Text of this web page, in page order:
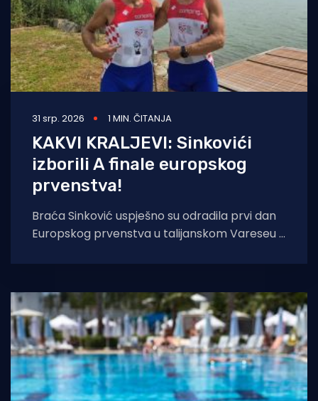
31 srp. 2026 1 MIN. ČITANJA
KAKVI KRALJEVI: Sinkovići
izborili A finale europskog
prvenstva!
Braća Sinković uspješno su odradila prvi dan
Europskog prvenstva u talijanskom Vareseu i